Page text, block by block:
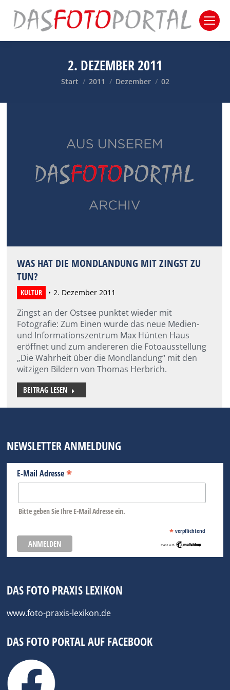
2. DEZEMBER 2011
Sie befinden sich hier:
Start 2011 Dezember 02
WAS HAT DIE MONDLANDUNG MIT ZINGST ZU
TUN?
KULTUR 2. Dezember 2011
Zingst an der Ostsee punktet wieder mit
Fotografie: Zum Einen wurde das neue Medien-
und Informationszentrum Max Hünten Haus
eröffnet und zum andereren die Fotoausstellung
„Die Wahrheit über die Mondlandung“ mit den
witzigen Bildern von Thomas Herbrich.
BEITRAG LESEN
NEWSLETTER ANMELDUNG
E-Mail Adresse*
Bitte geben Sie Ihre E-Mail Adresse ein.
* verpflichtend
DAS FOTO PRAXIS LEXIKON
www.foto-praxis-lexikon.de
DAS FOTO PORTAL AUF FACEBOOK